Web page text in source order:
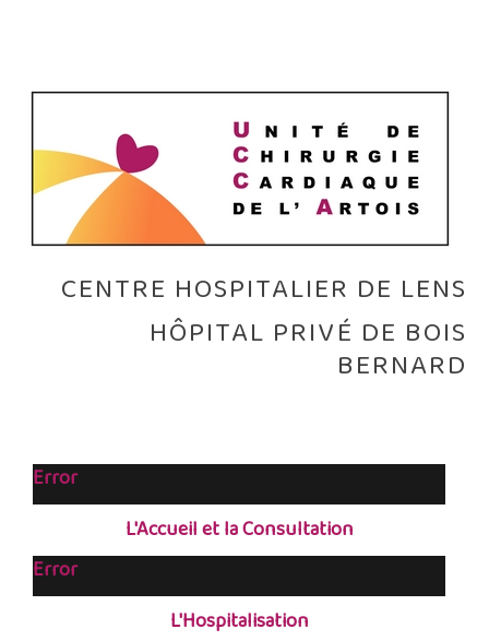
CENTRE HOSPITALIER DE LENS
HÔPITAL PRIVÉ DE BOIS
BERNARD
Error
L'Accueil et la Consultation
Error
L'Hospitalisation